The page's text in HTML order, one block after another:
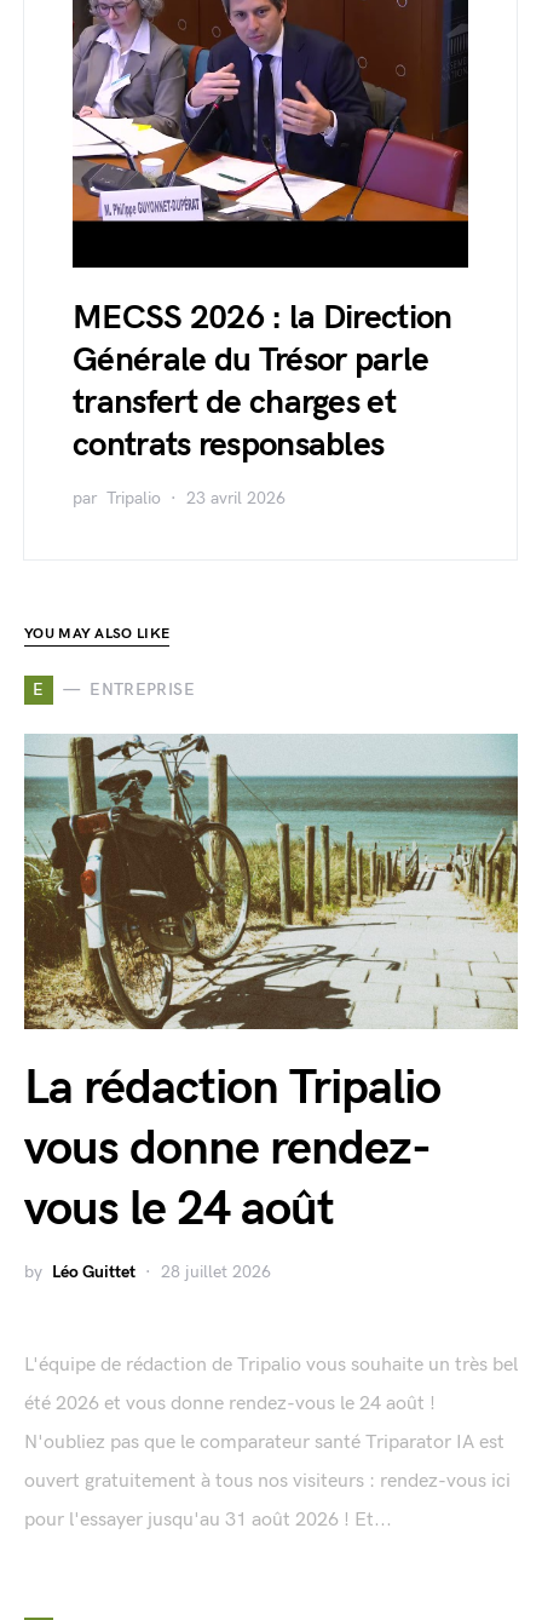
MECSS 2026 : la Direction
Générale du Trésor parle
transfert de charges et
contrats responsables
par Tripalio 23 avril 2026
YOU MAY ALSO LIKE
E ENTREPRISE
La rédaction Tripalio
vous donne rendez-
vous le 24 août
by Léo Guittet 28 juillet 2026
L'équipe de rédaction de Tripalio vous souhaite un très bel
été 2026 et vous donne rendez-vous le 24 août !
N'oubliez pas que le comparateur santé Triparator IA est
ouvert gratuitement à tous nos visiteurs : rendez-vous ici
pour l'essayer jusqu'au 31 août 2026 ! Et...